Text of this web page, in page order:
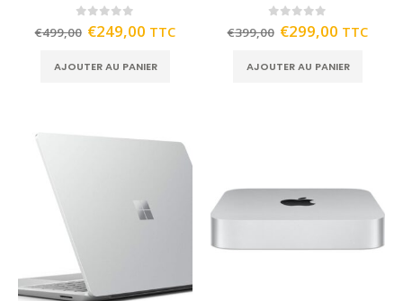
out of 5
€499,00 €249,00 TTC
AJOUTER AU PANIER
out of 5
€399,00 €299,00 TTC
AJOUTER AU PANIER